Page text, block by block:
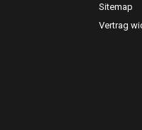
Sitemap
Vertrag